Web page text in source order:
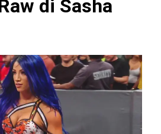
di Sasha